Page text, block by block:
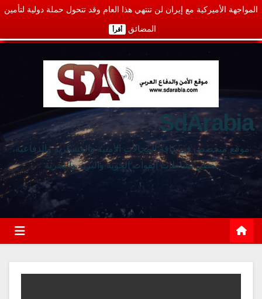
المواجهة الأميركية مع إيران لن تنتهي هذا العام وقد تتحول حملة دولية لتأمين
المضائق أقرأ
SdArabia
موقع متخصص في كافة المجالات الأمنية والعسكرية والدفاعية،
يغطي نشاطات القوات الجوية والبرية والبحرية